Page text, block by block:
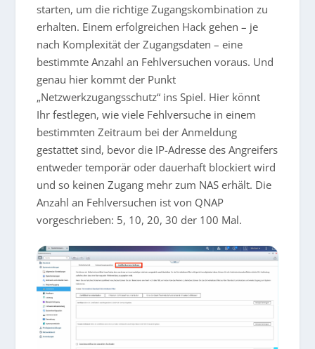
starten, um die richtige Zugangskombination zu
erhalten. Einem erfolgreichen Hack gehen – je
nach Komplexität der Zugangsdaten – eine
bestimmte Anzahl an Fehlversuchen voraus. Und
genau hier kommt der Punkt
„Netzwerkzugangsschutz“ ins Spiel. Hier könnt
Ihr festlegen, wie viele Fehlversuche in einem
bestimmten Zeitraum bei der Anmeldung
gestattet sind, bevor die IP-Adresse des Angreifers
entweder temporär oder dauerhaft blockiert wird
und so keinen Zugang mehr zum NAS erhält. Die
Anzahl an Fehlversuchen ist von QNAP
vorgeschrieben: 5, 10, 20, 30 der 100 Mal.